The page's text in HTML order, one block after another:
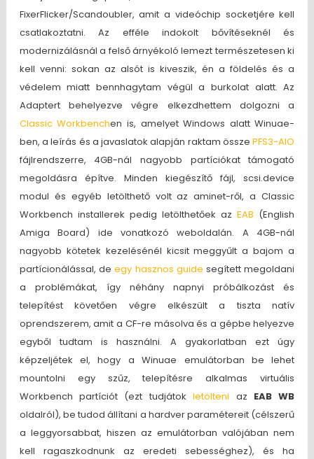
FixerFlicker/Scandoubler, amit a videóchip socketjére kell
csatlakoztatni. Az efféle indokolt bővítéseknél és
modernizálásnál a felső árnyékoló lemezt természetesen ki
kell venni: sokan az alsót is kiveszik, én a földelés és a
védelem miatt bennhagytam végül a burkolat alatt. Az
Adaptert behelyezve végre elkezdhettem dolgozni a
Classic Workbenchen is, amelyet Windows alatt Winuae-
ben, a leírás és a javaslatok alapján raktam összePFS3-AIO
fájlrendszerre, 4GB-nál nagyobb partíciókat támogató
megoldásra építve. Minden kiegészítő fájl, scsi.device
modul és egyéb letölthető volt az aminet-ről, a Classic
Workbench installerek pedig letölthetőek azEAB (English
Amiga Board) ide vonatkozó weboldalán. A 4GB-nál
nagyobb kötetek kezelésénél kicsit meggyűlt a bajom a
partícionálással, deegy hasznos guide segített megoldani
a problémákat, így néhány napnyi próbálkozást és
telepítést követően végre elkészült a tiszta natív
oprendszerem, amit a CF-re másolva és a gépbe helyezve
egyből tudtam is használni. A gyakorlatban ezt úgy
képzeljétek el, hogy a Winuae emulátorban be lehet
mountolni egy szűz, telepítésre alkalmas virtuális
Workbench partíciót (ezt tudjátokletölteni az EAB WB
oldalról), be tudod állítani a hardver paramétereit (célszerű
a leggyorsabbat, hiszen az emulátorban valójában nem
kell ragaszkodnunk az eredeti sebességhez), és ha